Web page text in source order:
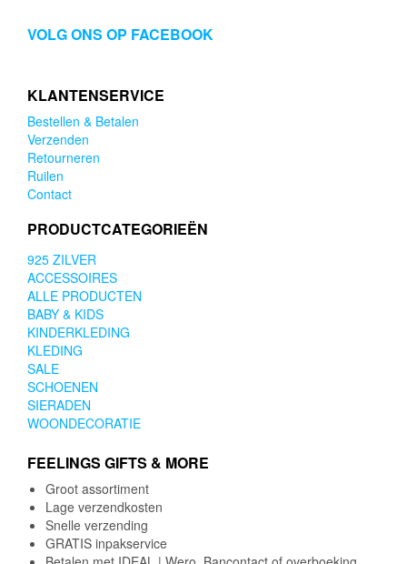
VOLG ONS OP FACEBOOK
KLANTENSERVICE
Bestellen & Betalen
Verzenden
Retourneren
Ruilen
Contact
PRODUCTCATEGORIEËN
925 ZILVER
ACCESSOIRES
ALLE PRODUCTEN
BABY & KIDS
KINDERKLEDING
KLEDING
SALE
SCHOENEN
SIERADEN
WOONDECORATIE
FEELINGS GIFTS & MORE
Groot assortiment
Lage verzendkosten
Snelle verzending
GRATIS inpakservice